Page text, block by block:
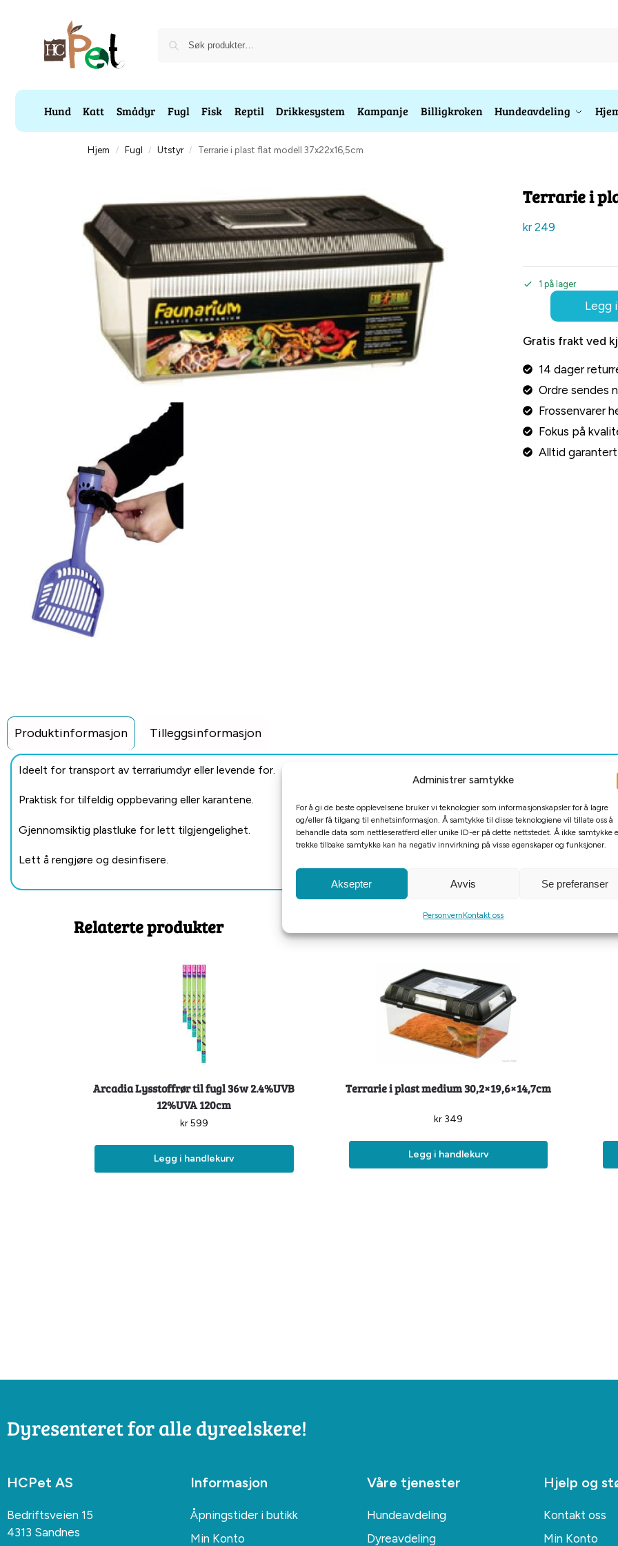
Administrer samtykke
For å gi de beste opplevelsene bruker vi teknologier som informasjonskapsler for å lagre
og/eller få tilgang til enhetsinformasjon. Å samtykke til disse teknologiene vil tillate oss å
behandle data som nettleseratferd eller unike ID-er på dette nettstedet. Å ikke samtykke
trekke tilbake samtykke kan ha negativ innvirkning på visse egenskaper og funksjoner.
Aksepter Avvis Se preferanser
PersonvernKontakt oss
Hund Katt Smådyr Fugl Fisk Reptil Drikkesystem Kampanje Billigkroken Hundeavdeling
Hjem / Fugl / Utstyr / Terrarie i plast flat modell 37x22x16,5cm
Terrarie i
kr249
1 på lager
Legg
Gratis frakt ved
14 dager
Ordre sendes
Frossenvarer
Fokus på
Alltid
Produktinformasjon Tilleggsinformasjon
Ideelt for transport av terrariumdyr eller levende for.
Praktisk for tilfeldig oppbevaring eller karantene.
Gjennomsiktig plastluke for lett tilgjengelighet.
Lett å rengjøre og desinfisere.
Relaterte produkter
Arcadia Lysstoffrør til fugl 36w 2.4%UVB
12%UVA 120cm
kr599
Legg i handlekurv
Terrarie i plast medium 30,2×19,6×14,7cm
kr 349
Legg i handlekurv
Dyresenteret for alle dyreelskere!
HCPet AS
Bedriftsveien 15
4313 Sandnes
Informasjon
Åpningstider i butikk
Min Konto
Våre tjenester
Hundeavdeling
Dyreavdeling
Hjelp og
Kontakt oss
Min Konto